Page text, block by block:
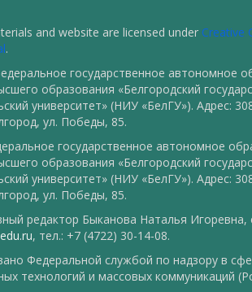
and website are licensed under Creative
.
государственное автономное
образования «Белгородский
университет» (НИУ «БелГУ»). Адрес:
ул. Победы, 85.
государственное автономное
образования «Белгородский
университет» (НИУ «БелГУ»). Адрес:
ул. Победы, 85.
редактор Быканова Наталья Игоревна,
, тел.: +7 (4722) 30-14-08.
Федеральной службой по надзору в
технологий и массовых коммуникаций